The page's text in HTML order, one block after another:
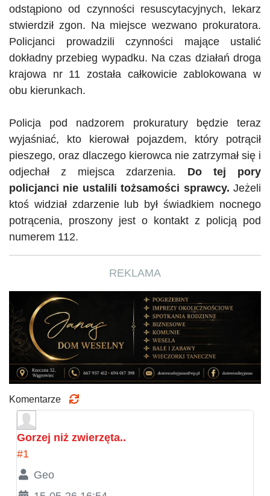
odstąpiono od czynności resuscytacyjnych, lekarz
stwierdził zgon. Na miejsce wezwano prokuratora.
Policjanci prowadzili czynności mające ustalić
dokładny przebieg wypadku. Na czas działań droga
krajowa nr 11 została całkowicie zablokowana w
obu kierunkach.
Policja pod nadzorem prokuratury będzie teraz
wyjaśniać, kto kierował pojazdem, który potrącił
pieszego, oraz dlaczego kierowca nie zatrzymał się i
odjechał z miejsca zdarzenia. Do tej pory
policjanci nie ustalili tożsamości sprawcy. Jeżeli
ktoś widział zdarzenie lub był świadkiem nocnego
potrącenia, proszony jest o kontakt z policją pod
numerem 112.
REKLAMA
Komentarze
Gorzej niż zwierzęta..
#1
Geo